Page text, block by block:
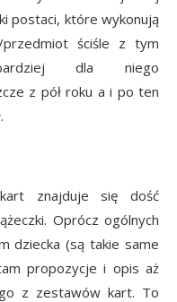
postaci, które wykonują
ściśle z tym
dla niego
z pół roku a i po ten
znajduje się dość
Oprócz ogólnych
dziecka (są takie same
propozycje i opis aż
z zestawów kart. To